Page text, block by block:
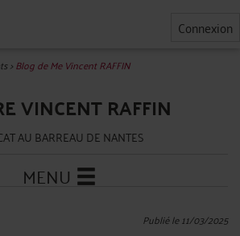
Connexion
>Blog de Me Vincent RAFFIN
VINCENT RAFFIN
AU BARREAU DE NANTES
MENU
Publié le 11/03/2025